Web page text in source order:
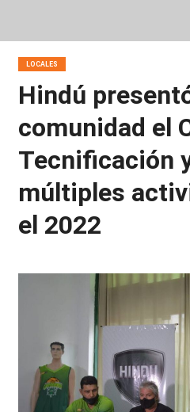
LOCALES
Hindú
comunidad el
Tecnificación
múltiples
el 2022